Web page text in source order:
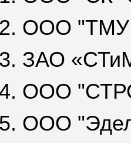
ООО "ТМУ
ЗАО
ООО
ООО